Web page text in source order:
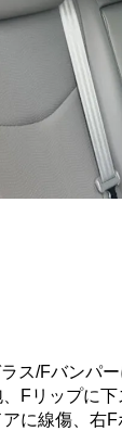
ス/Fバンパ
Fリップに下
に線傷、右